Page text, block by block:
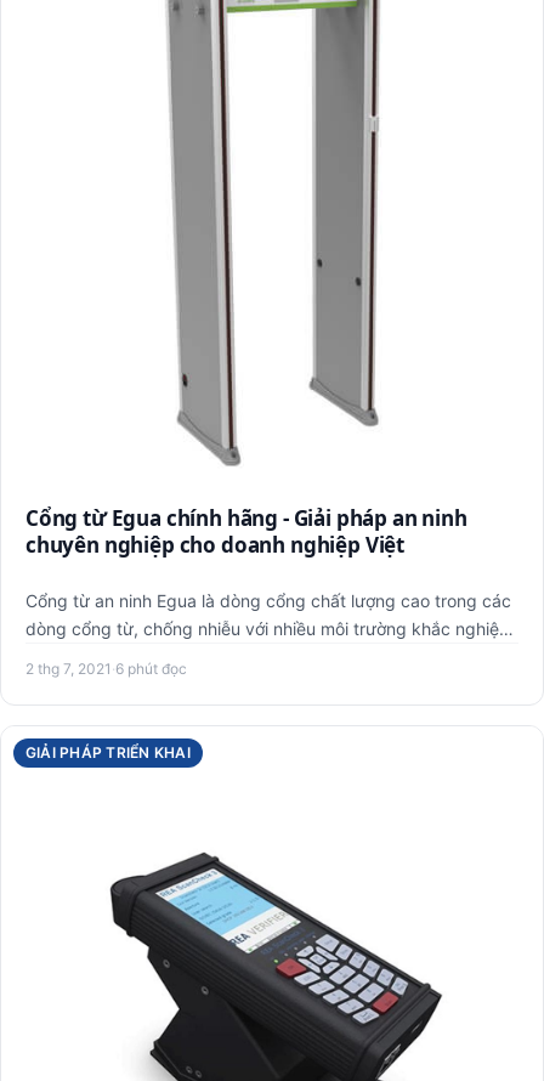
Cổng từ Egua chính hãng - Giải pháp an ninh
chuyên nghiệp cho doanh nghiệp Việt
Cổng từ an ninh Egua là dòng cổng chất lượng cao trong các
dòng cổng từ, chống nhiễu với nhiều môi trường khắc nghiệt
2 thg 7, 2021 ·6 phút đọc
GIẢI PHÁP TRIỂN KHAI